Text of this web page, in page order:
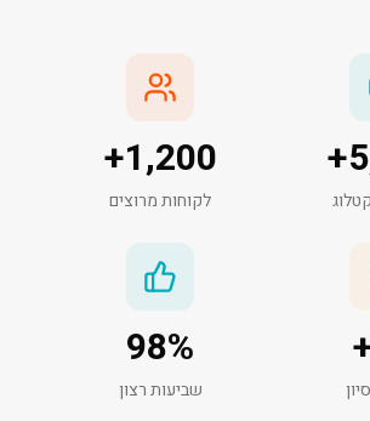
+
1,200
+
לקוחות מרוצים
98%
שביעות רצון